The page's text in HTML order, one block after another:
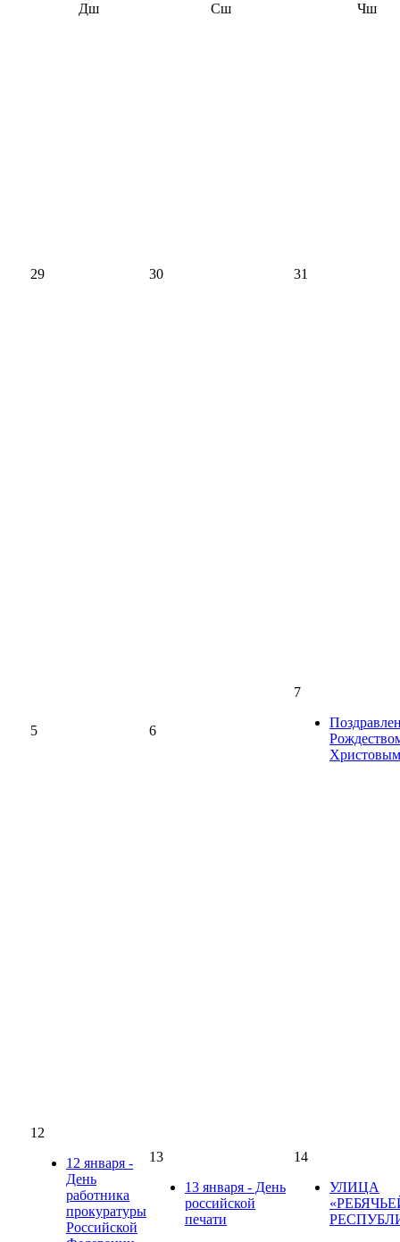
Дш
Сш Чш
29 30 31
5 6
7
Христовым
12
12 января -
День
работника
прокуратуры
Российской
13
13 января - День
российской
печати
14
УЛИЦА